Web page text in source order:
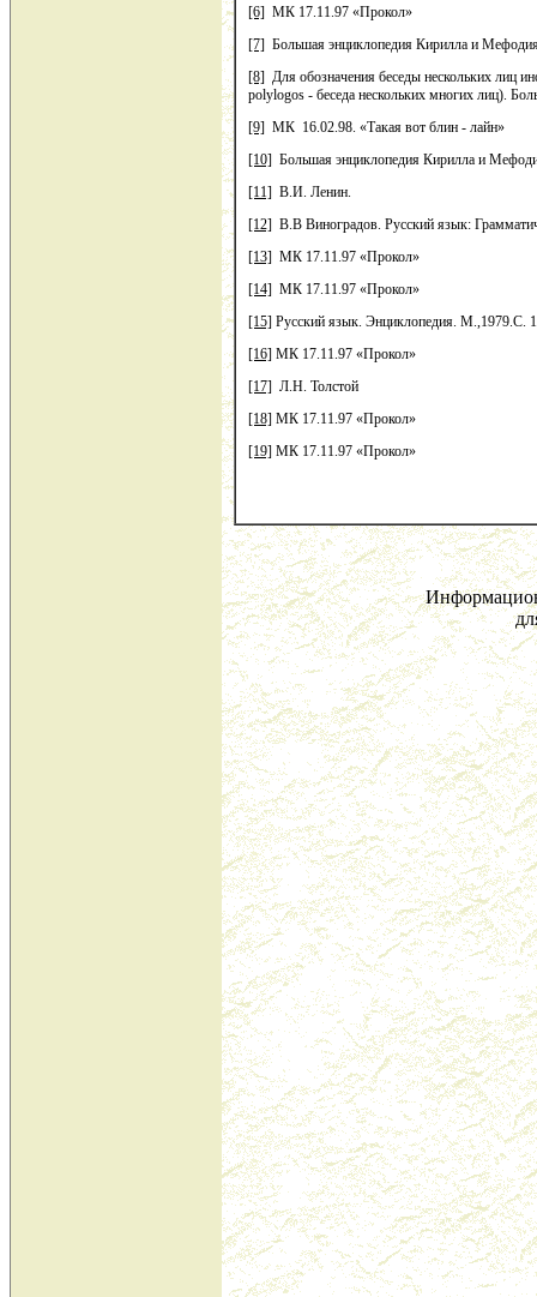
[6] МК 17.11.97 «Прокол»
[7] Большая энциклопедия Кирилла и
[8] Для обозначения беседы нескольких лиц
polylogos - беседа нескольких многих лиц).
[9] МК 16.02.98. «Такая вот блин - лайн»
[10] Большая энциклопедия Кирилла и
[11] В.И. Ленин.
[12] В.В Виноградов. Русский язык:
[13] МК 17.11.97 «Прокол»
[14] МК 17.11.97 «Прокол»
[15] Русский язык. Энциклопедия. М.,1979.С.
[16] МК 17.11.97 «Прокол»
[17] Л.Н. Толстой
[18] МК 17.11.97 «Прокол»
[19] МК 17.11.97 «Прокол»